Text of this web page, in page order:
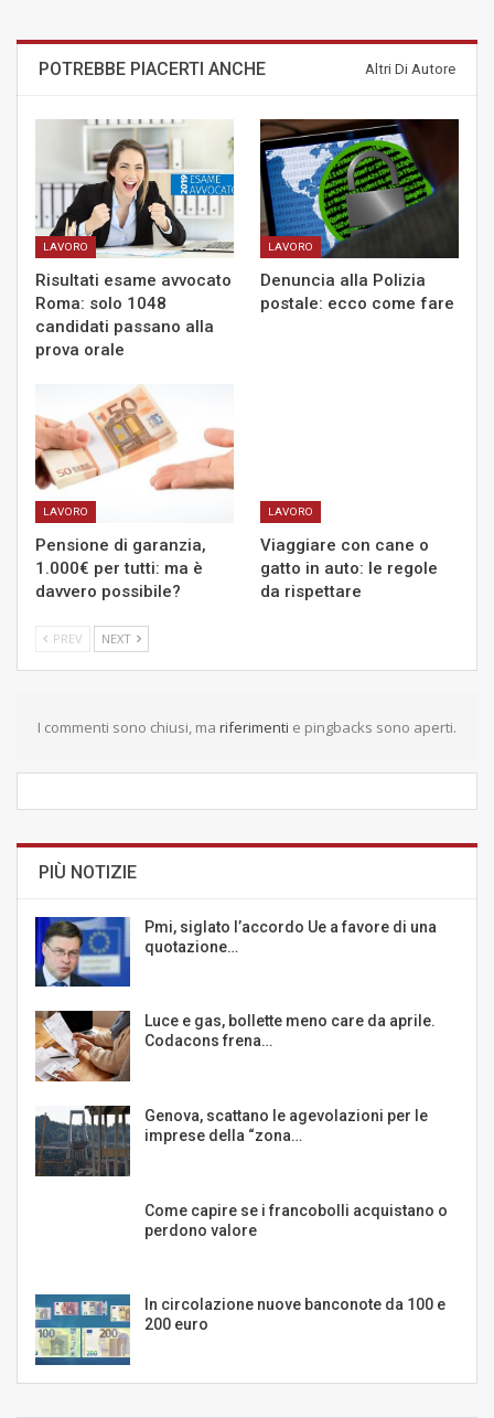
POTREBBE PIACERTI ANCHE Altri Di Autore
LAVORO
Risultati esame avvocato
Roma: solo 1048
candidati passano alla
prova orale
LAVORO
Denuncia alla Polizia
postale: ecco come fare
LAVORO
Pensione di garanzia,
1.000€ per tutti: ma è
davvero possibile?
LAVORO
Viaggiare con cane o
gatto in auto: le regole
da rispettare
PREV NEXT
I commenti sono chiusi, ma riferimenti e pingbacks sono aperti.
PIÙ NOTIZIE
Pmi, siglato l’accordo Ue a favore di una
quotazione…
Luce e gas, bollette meno care da aprile.
Codacons frena…
Genova, scattano le agevolazioni per le
imprese della “zona…
Come capire se i francobolli acquistano o
perdono valore
In circolazione nuove banconote da 100 e
200 euro